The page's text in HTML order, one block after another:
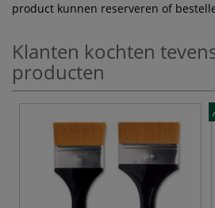
product kunnen reserveren of
Klanten kochten
producten